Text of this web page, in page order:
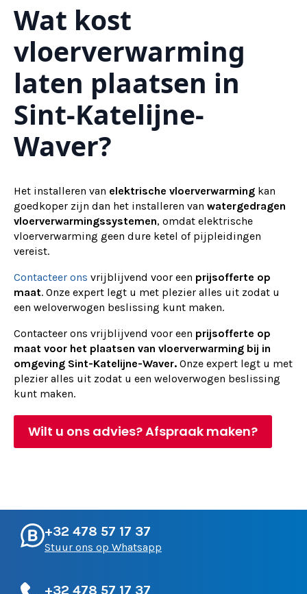
Wat kost
vloerverwarming
laten plaatsen in
Sint-Katelijne-
Waver?
Het installeren van elektrische vloerverwarming kan
goedkoper zijn dan het installeren van watergedragen
vloerverwarmingssystemen, omdat elektrische
vloerverwarming geen dure ketel of pijpleidingen
vereist.
Contacteer ons vrijblijvend voor een prijsofferte op
maat. Onze expert legt u met plezier alles uit zodat u
een weloverwogen beslissing kunt maken.
Contacteer ons vrijblijvend voor een prijsofferte op
maat voor het plaatsen van vloerverwarming bij in
omgeving Sint-Katelijne-Waver. Onze expert legt u met
plezier alles uit zodat u een weloverwogen beslissing
kunt maken.
Wilt u ons advies? Afspraak maken?
+32 478 57 17 37
Stuur ons op Whatsapp
+32 478 57 17 37